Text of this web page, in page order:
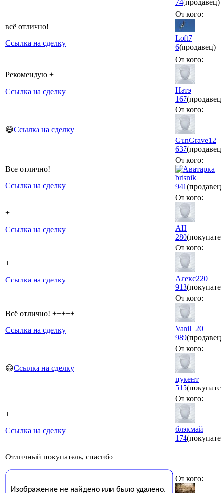
74(продавец)
всё отлично!
Ссылка на сделку
От кого:
Loft7
6(продавец)
Рекомендую +
Ссылка на сделку
От кого:
Натэ
167
😄Ссылка на сделку
От кого:
GunGrave12
637
Все отлично!
Ссылка на сделку
От кого:
brisnik
941
+
Ссылка на сделку
От кого:
AH
280
+
Ссылка на сделку
От кого:
Алекс220
913
Всё отлично! +++++
Ссылка на сделку
От кого:
Vanil_20
989
😄Ссылка на сделку
От кого:
цукент
515
+
Ссылка на сделку
От кого:
блэкмай
174
Отличный покупатель, спасибо
От кого: